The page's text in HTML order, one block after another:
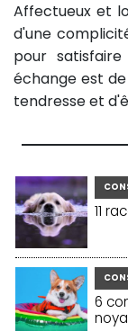
Affectueux et
d'une
pour
échange est
tendresse et
11
6